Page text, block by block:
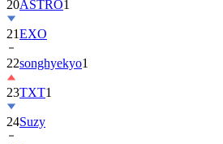
20ASTRO1
21EXO
22songhyekyo1
23TXT1
24Suzy